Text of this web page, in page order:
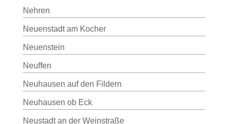
Nehren
Neuenstadt am Kocher
Neuenstein
Neuffen
Neuhausen auf den Fildern
Neuhausen ob Eck
Neustadt an der Weinstraße